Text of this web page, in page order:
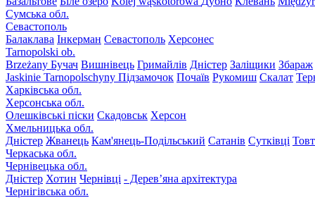
Сумська обл.
Севастополь
Балаклава Інкерман Севастополь Херсонес
Tarnopolski ob.
Brzeżany Бучач Вишнівець Гримайлів Дністер Заліщики Збараж
Jaskinie Tarnopolschyny Підзамочок Почаїв Рукомиш Скалат
Харківська обл.
Херсонська обл.
Олешківські піски Скадовськ Херсон
Хмельницька обл.
Дністер Жванець Кам'янець-Подільський Сатанів Сутківці
Черкаська обл.
Чернівецька обл.
Дністер Хотин Чернівці - Дерев’яна архітектура
Чернігівська обл.